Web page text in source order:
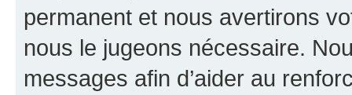
permanent et nous avertirons
nous le jugeons nécessaire.
messages afin d’aider au